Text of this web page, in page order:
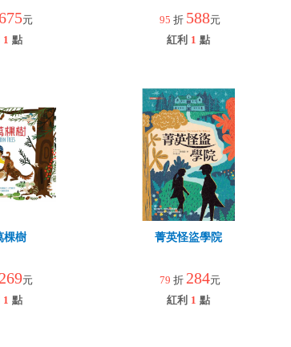
元
1 點
95 折 588元
紅利 1 點
棵樹
269元
1 點
菁英怪盜學院
79 折 284元
紅利 1 點